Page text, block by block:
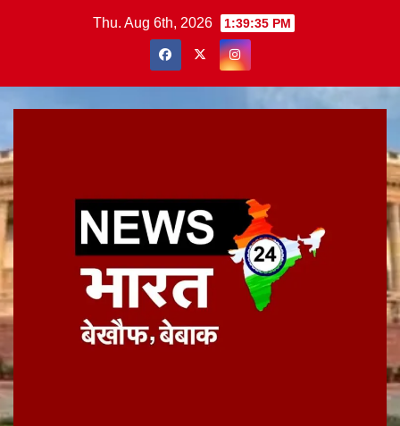
Thu. Aug 6th, 2026 1:39:36 PM